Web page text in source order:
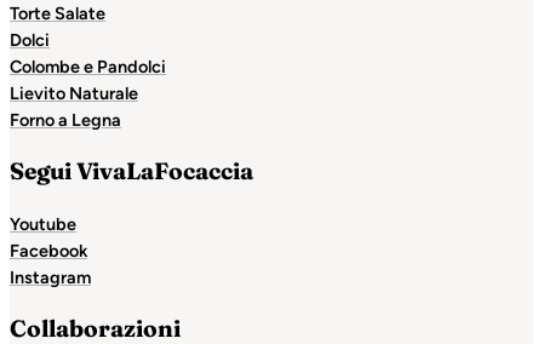
Torte Salate
Dolci
Colombe e Pandolci
Lievito Naturale
Forno a Legna
Segui VivaLaFocaccia
Youtube
Facebook
Instagram
Collaborazioni